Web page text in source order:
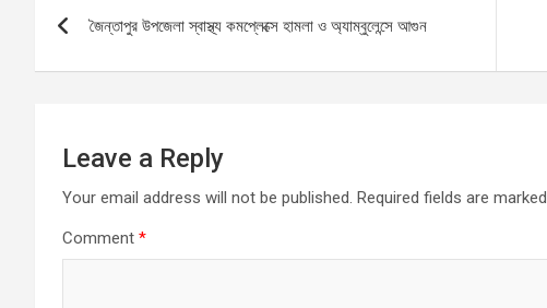
o
A g
navigation
জৈন্তাপুর উপজেলা স্বাস্থ্য কমপ্লেক্সে হামলা ও অ্যাম্বুলেন্সে আগুন
Leave a Reply
Your email address will not be published. Required fields are marked
Comment *